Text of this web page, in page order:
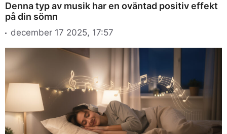
Denna typ av musik har en oväntad positiv effekt
på din sömn
december 17 2025, 17:57